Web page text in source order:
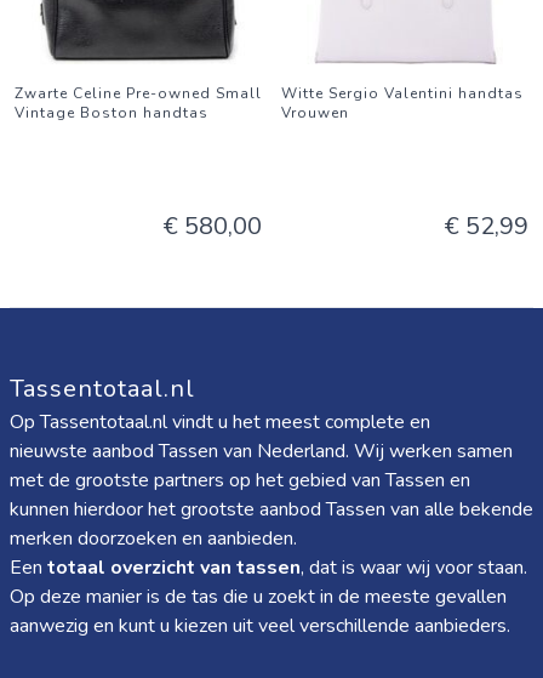
Zwarte Celine Pre-owned Small
Vintage Boston handtas
€ 580,00
Witte Sergio Valentini handtas
Vrouwen
€ 52,99
Tassentotaal.nl
Op Tassentotaal.nl vindt u het meest complete en
nieuwste aanbod Tassen van Nederland. Wij werken samen
met de grootste partners op het gebied van Tassen en
kunnen hierdoor het grootste aanbod Tassen van alle bekende
merken doorzoeken en aanbieden.
Een totaal overzicht van tassen, dat is waar wij voor staan.
Op deze manier is de tas die u zoekt in de meeste gevallen
aanwezig en kunt u kiezen uit veel verschillende aanbieders.